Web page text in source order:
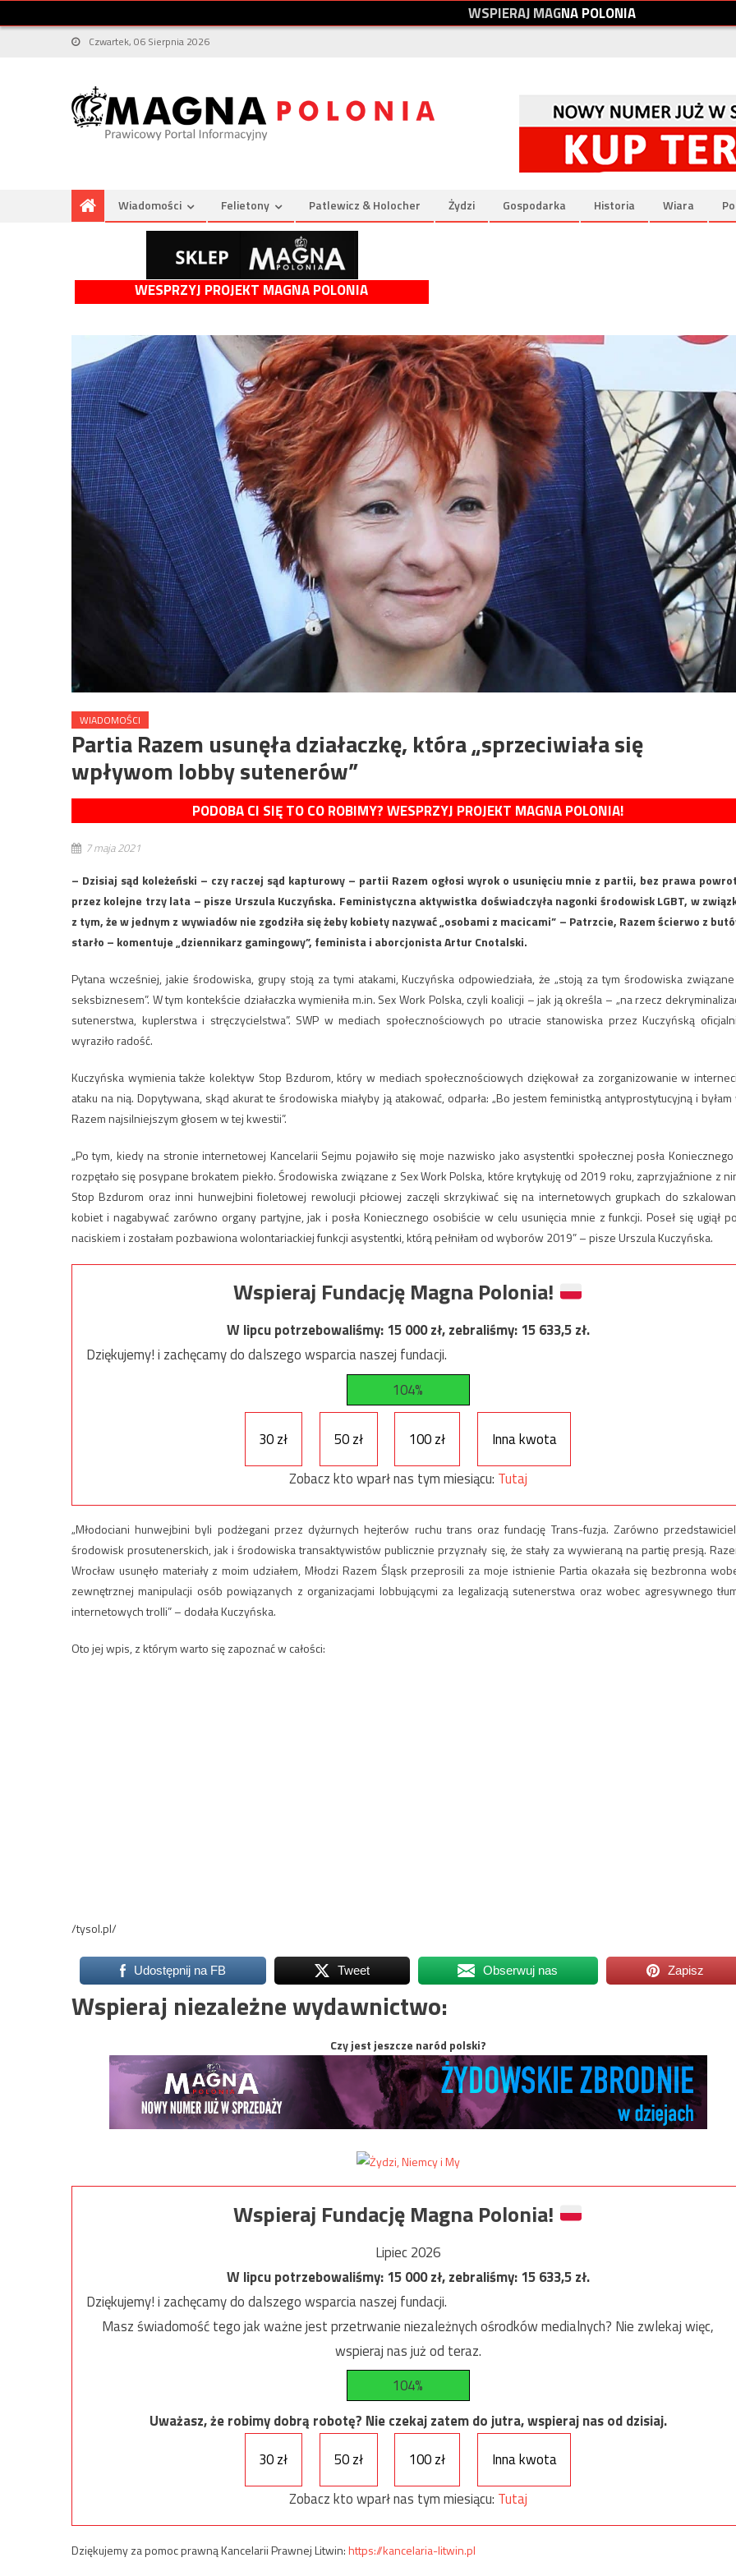
WSPIERAJMAGNAPOLONIA
Czwartek, 06 Sierpnia 2026
Wiadomości Felietony Patlewicz & Holocher Żydzi Gospodarka Historia Wiara
WESPRZYJ PROJEKT MAGNA POLONIA
WIADOMOŚCI
Partia Razem usunęła działaczkę, która „sprzeciwiała się
wpływom lobby sutenerów”
PODOBA CI SIĘ TO CO ROBIMY? WESPRZYJ PROJEKT MAGNA POLONIA!
7 maja 2021
– Dzisiaj sąd koleżeński – czy raczej sąd kapturowy – partii Razem ogłosi wyrok o usunięciu mnie z partii, bez prawa
przez kolejne trzy lata – pisze Urszula Kuczyńska. Feministyczna aktywistka doświadczyła nagonki środowisk LGBT, w
z tym, że w jednym z wywiadów nie zgodziła się żeby kobiety nazywać „osobami z macicami” – Patrzcie, Razem ścierwo z
starło – komentuje „dziennikarz gamingowy”, feminista i aborcjonista Artur Cnotalski.
Pytana wcześniej, jakie środowiska, grupy stoją za tymi atakami, Kuczyńska odpowiedziała, że „stoją za tym środowiska
seksbiznesem”. W tym kontekście działaczka wymieniła m.in. Sex Work Polska, czyli koalicji – jak ją określa – „na rzecz
sutenerstwa, kuplerstwa i stręczycielstwa”. SWP w mediach społecznościowych po utracie stanowiska przez Kuczyńską
wyraziło radość.
Kuczyńska wymienia także kolektyw Stop Bzdurom, który w mediach społecznościowych dziękował za zorganizowanie w
ataku na nią. Dopytywana, skąd akurat te środowiska miałyby ją atakować, odparła: „Bo jestem feministką antyprostytucyjną i byłam
Razem najsilniejszym głosem w tej kwestii”.
„Po tym, kiedy na stronie internetowej Kancelarii Sejmu pojawiło się moje nazwisko jako asystentki społecznej posła
rozpętało się posypane brokatem piekło. Środowiska związane z Sex Work Polska, które krytykuję od 2019 roku, zaprzyjaźnione z
Stop Bzdurom oraz inni hunwejbini fioletowej rewolucji płciowej zaczęli skrzykiwać się na internetowych grupkach do
kobiet i nagabywać zarówno organy partyjne, jak i posła Koniecznego osobiście w celu usunięcia mnie z funkcji. Poseł się ugiął
naciskiem i zostałam pozbawiona wolontariackiej funkcji asystentki, którą pełniłam od wyborów 2019” – pisze Urszula Kuczyńska.
Wspieraj Fundację Magna Polonia!
W lipcu potrzebowaliśmy:15 000zł, zebraliśmy:15 633,5zł.
Dziękujemy! i zachęcamy do dalszego wsparcia naszej fundacji.
104%
30 zł 50 zł 100 zł
Inna kwota
Zobacz kto wparł nas tym miesiącu: Tutaj
„Młodociani hunwejbini byli podżegani przez dyżurnych hejterów ruchu trans oraz fundację Trans-fuzja. Zarówno
środowisk prosutenerskich, jak i środowiska transaktywistów publicznie przyznały się, że stały za wywieraną na partię presją.
Wrocław usunęło materiały z moim udziałem, Młodzi Razem Śląsk przeprosili za moje istnienie Partia okazała się bezbronna
zewnętrznej manipulacji osób powiązanych z organizacjami lobbującymi za legalizacją sutenerstwa oraz wobec agresywnego
internetowych trolli” – dodała Kuczyńska.
Oto jej wpis, z którym warto się zapoznać w całości:
/tysol.pl/
Udostępnij na FB Tweet Obserwuj nas Zapisz
Wspieraj niezależne wydawnictwo:
Czy jest jeszcze naród polski?
Wspieraj Fundację Magna Polonia!
Lipiec 2026
W lipcu potrzebowaliśmy:15 000zł, zebraliśmy:15 633,5zł.
Dziękujemy! i zachęcamy do dalszego wsparcia naszej fundacji.
Masz świadomość tego jak ważne jest przetrwanie niezależnych ośrodków medialnych? Nie zwlekaj więc,
wspieraj nas już od teraz.
104%
Uważasz, że robimy dobrą robotę? Nie czekaj zatem do jutra, wspieraj nas od dzisiaj.
30 zł
50 zł 100 zł
Inna kwota
Zobacz kto wparł nas tym miesiącu: Tutaj
Dziękujemy za pomoc prawną Kancelarii Prawnej Litwin:https://kancelaria-litwin.pl